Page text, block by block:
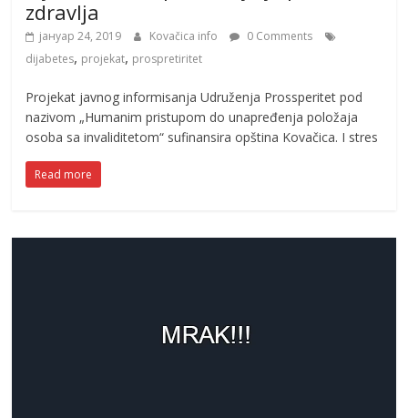
zdravlja
јануар 24, 2019 Kovačica info
0 Comments
dijabetes, projekat, prospretiritet
Projekat javnog informisanja Udruženja Prossperitet pod
nazivom „Humanim pristupom do unapređenja položaja
osoba sa invaliditetom“ sufinansira opština Kovačica. I stres
Read more